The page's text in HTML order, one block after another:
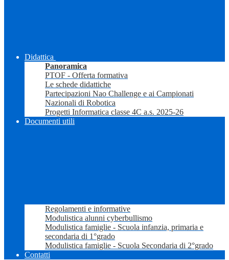
Didattica
Panoramica
PTOF - Offerta formativa
Le schede didattiche
Partecipazioni Nao Challenge e ai Campionati
Nazionali di Robotica
Progetti Informatica classe 4C a.s. 2025-26
Documenti utili
Regolamenti e informative
Modulistica alunni cyberbullismo
Modulistica famiglie - Scuola infanzia, primaria e
secondaria di 1°grado
Modulistica famiglie - Scuola Secondaria di 2°grado
Contatti